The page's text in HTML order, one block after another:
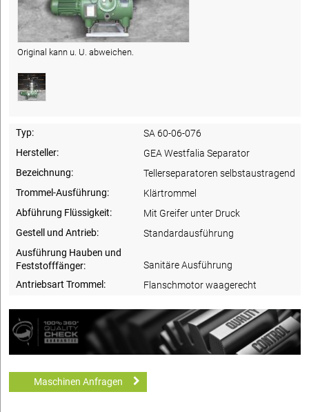
Original kann u. U. abweichen.
Typ:
SA 60-06-076
Hersteller:
GEA Westfalia Separator
Bezeichnung:
Tellerseparatoren selbstaustragend
Trommel-Ausführung:
Klärtrommel
Abführung Flüssigkeit:
Mit Greifer unter Druck
Gestell und Antrieb:
Standardausführung
Ausführung Hauben und
Feststofffänger:
Sanitäre Ausführung
Antriebsart Trommel:
Flanschmotor waagerecht
Maschinen Anfragen